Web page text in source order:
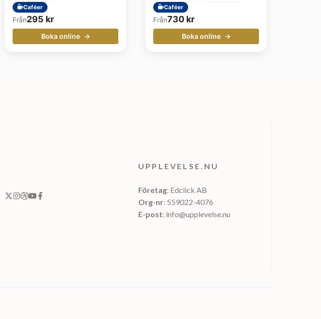
Caféer
Från295 kr
Boka online
Caféer
Från730 kr
Boka online
UPPLEVELSE.NU
Företag: Edclick AB
Org-nr: 559022-4076
E-post: info@upplevelse.nu